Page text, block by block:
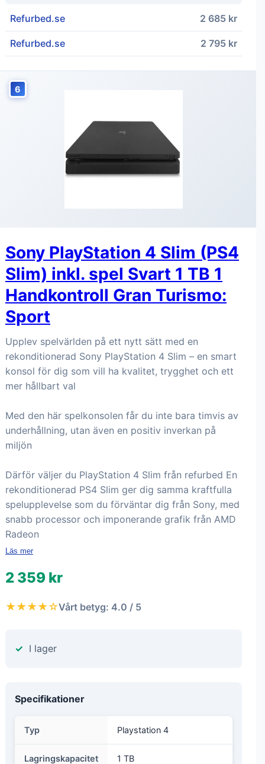
Refurbed.se 2 685 kr
Refurbed.se 2 795 kr
6
Sony PlayStation 4 Slim (PS4
Slim) inkl. spel Svart 1 TB 1
Handkontroll Gran Turismo:
Sport
Upplev spelvärlden på ett nytt sätt med en
rekonditionerad Sony PlayStation 4 Slim – en smart
konsol för dig som vill ha kvalitet, trygghet och ett
mer hållbart val
Med den här spelkonsolen får du inte bara timvis av
underhållning, utan även en positiv inverkan på
miljön
Därför väljer du PlayStation 4 Slim från refurbed En
rekonditionerad PS4 Slim ger dig samma kraftfulla
spelupplevelse som du förväntar dig från Sony, med
snabb processor och imponerande grafik från AMD
Radeon
Läs mer
2 359 kr
★★★★☆Vårt betyg: 4.0 / 5
I lager
Specifikationer
Typ Playstation 4
Lagringskapacitet 1 TB